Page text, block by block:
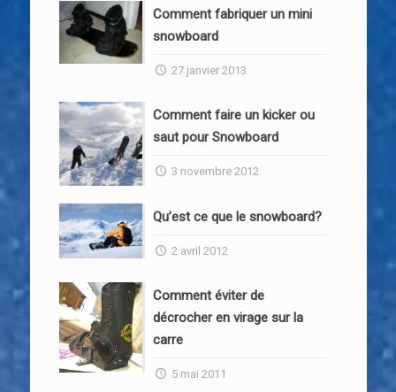
Comment fabriquer un mini
snowboard
27 janvier 2013
Comment faire un kicker ou
saut pour Snowboard
3 novembre 2012
Qu’est ce que le snowboard?
2 avril 2012
Comment éviter de
décrocher en virage sur la
carre
5 mai 2011